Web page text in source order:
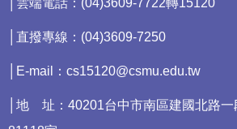
│雲端電話：(04)3609-7722轉15120
│直撥專線：(04)3609-7250
│E-mail：cs15120@csmu.edu.tw
│地 址：40201台中市南區建國北路